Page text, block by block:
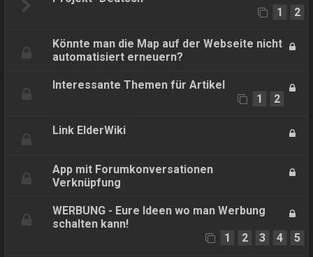
1
2
Könnte man die Map auf der Webseite nicht
automatisiert erneuern?
Interessante Themen für Artikel
1
2
Link ElderWiki
App mit Forumkonversationen
Verknüpfung
WERBUNG - Eure Ideen wo man Werbung
schalten kann!
1
2 3 4 5